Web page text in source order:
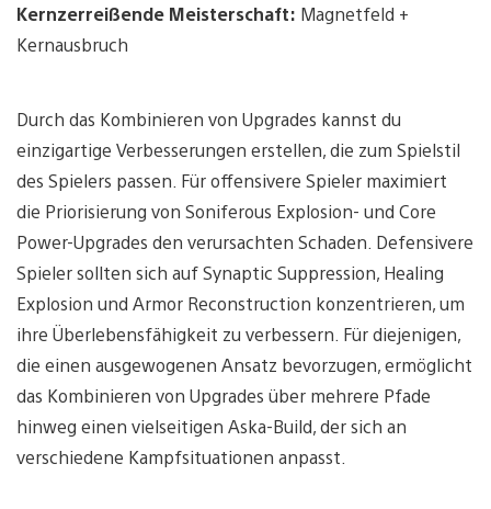
Kernzerreißende Meisterschaft: Magnetfeld +
Kernausbruch
Durch das Kombinieren von Upgrades kannst du
einzigartige Verbesserungen erstellen, die zum Spielstil
des Spielers passen. Für offensivere Spieler maximiert
die Priorisierung von Soniferous Explosion- und Core
Power-Upgrades den verursachten Schaden. Defensivere
Spieler sollten sich auf Synaptic Suppression, Healing
Explosion und Armor Reconstruction konzentrieren, um
ihre Überlebensfähigkeit zu verbessern. Für diejenigen,
die einen ausgewogenen Ansatz bevorzugen, ermöglicht
das Kombinieren von Upgrades über mehrere Pfade
hinweg einen vielseitigen Aska-Build, der sich an
verschiedene Kampfsituationen anpasst.